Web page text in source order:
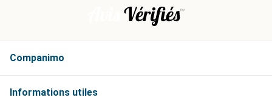
Companimo
Informations